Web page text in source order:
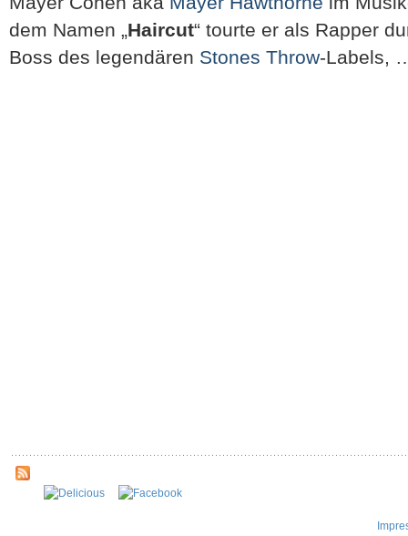
dem Namen „Haircut“ tourte er als Rapper
Boss des legendären Stones Throw-Labels,